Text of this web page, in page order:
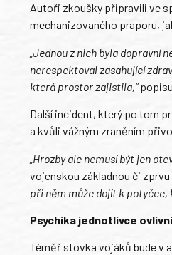
Autoři zkoušky připravili ve
mechanizovaného praporu,
„Jednou z nich byla dopravní
nerespektoval zasahující
která prostor zajistila,“
Další incident, který po tom
a kvůli vážným zraněním
„Hrozby ale nemusí být jen
vojenskou základnou či
při něm může dojít k potyčce,
Psychika jednotlivce
Téměř stovka vojáků bude v